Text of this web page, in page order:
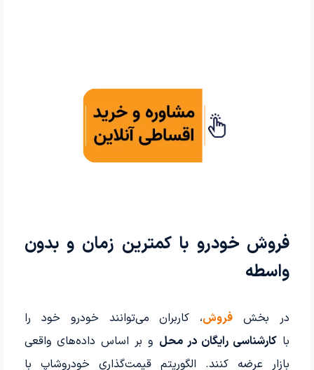
فروش خودرو با کمترین زمان و بدون
واسطه
در بخش فروش، کاربران می‌توانند خودرو خود را
با کارشناسی رایگان در محل و بر اساس داده‌های واقعی
بازار عرضه کنند. الگوریتم قیمت‌گذاری خودروشاپ با